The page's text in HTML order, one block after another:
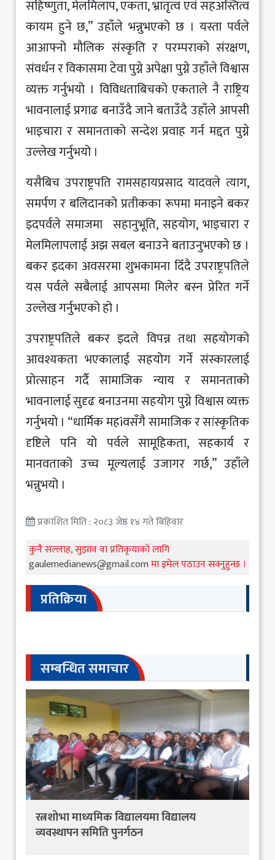
सहिष्णुता, मेलमिलाप, एकता, भ्रातृत्व एवं सहअस्तित्व
कायम हुने छ,” उहाँले भन्नुभएको छ । यस्ता पर्वले
आआफ्नो मौलिक संस्कृति र परम्पराको संरक्षण,
संवर्धन र विकासमा टेवा पुग्ने अपेक्षा पुग्ने उहाँले विश्वास
व्यक्त गर्नुभयो । विविधताबिचको एकताले नै राष्ट्रिय
भावनालाई प्रगाढ बनाउँदै जाने बताउँदै उहाँले आपसी
भाइचारा र समानताको सन्देश प्रवाह गर्न मद्दत पुग्ने
उल्लेख गर्नुभयो ।
यसैबिच उपराष्ट्रपति रामसहायप्रसाद यादवले त्याग,
समर्पण र बलिदानको प्रतीकका रूपमा मनाइने बकर
इदपर्वले समाजमा सहानुभूति, सहयोग, भाइचारा र
मेलमिलापलाई अझ सबल बनाउने बताउनुभएको छ ।
बकर इदका अवसरमा शुभकामना दिँदै उपराष्ट्रपतिले
यस पर्वले सबैलाई आपसमा मिलेर बस्न प्रेरित गर्ने
उल्लेख गर्नुभएको हो ।
उपराष्ट्रपतिले बकर इदले विपन्न तथा सहयोगको
आवश्यकता भएकालाई सहयोग गर्ने संस्कारलाई
प्रोत्साहन गर्दै सामाजिक न्याय र समानताको
भावनालाई सुदृढ बनाउनमा सहयोग पुग्ने विश्वास व्यक्त
गर्नुभयो । “धार्मिक महìवसँगै सामाजिक र सांस्कृतिक
दृष्टिले पनि यो पर्वले सामूहिकता, सहकार्य र
मानवताको उच्च मूल्यलाई उजागर गर्छ,” उहाँले
भन्नुभयो ।
प्रकाशित मिति : २०८३ जेष्ठ १४ गते बिहिवार
कुनै सल्लाह, सुझाव वा प्रतिकृयाको लागि
gaulemedianews@gmail.comमा इमेल पठाउन सक्नुहुन्छ ।
प्रतिक्रिया
सम्बन्धित समाचार
रत्नशोभा माध्यमिक विद्यालयमा विद्यालय
व्यवस्थापन समिति पुनर्गठन